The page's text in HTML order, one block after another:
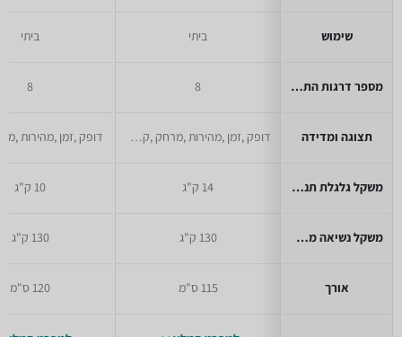
שימוש
מספר דרגות התנגדות
תצוגה ומדידה
משקל גלגלת תנופה
משקל נשיאה מקסימלי
אורך
ביתי
8
דופק ,זמן ,מהירות ,מרחק ,קלוריות
14 ק"ג
130 ק"ג
115 ס"מ
ביתי
8
10 ק"ג
130 ק"ג
120 ס"מ